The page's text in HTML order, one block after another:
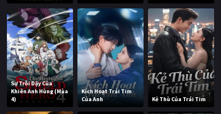
Sự Trỗi Dậy Của
Khiên Anh Hùng (Mùa
4)
Kích Hoạt Trái Tim
Của Anh
Kẻ Thù Của Trái Tim